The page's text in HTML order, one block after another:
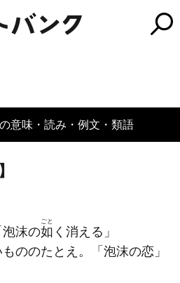
の意味・読み・例文・類語
泡沫の如
ごと
く消える」
ののたとえ。「 泡沫の恋」